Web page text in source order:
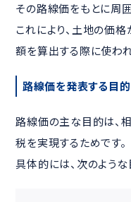
その路線価をもとに周
これにより、土地の価
額を算出する際に使われ
路線価を発表する目的
路線価の主な目的は、
税を実現するためです。
具体的には、次のような